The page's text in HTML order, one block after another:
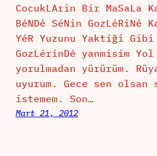
CocukLArin Bir MaSaLa
BéNDé SéNin GozLéRiNé
YéR Yuzunu Yaktiği Gibi
GozLérinDé yanmisim
yorulmadan yürürüm.
uyurum. Gece sen olsan
istemem. Son…
Mart 21, 2012